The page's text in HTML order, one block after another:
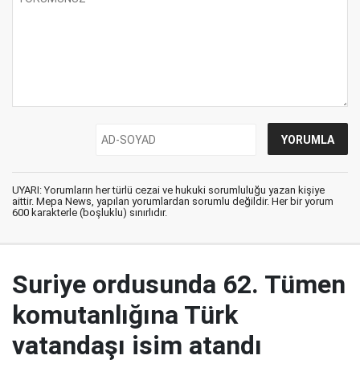
UYARI: Yorumların her türlü cezai ve hukuki sorumluluğu yazan kişiye
aittir. Mepa News, yapılan yorumlardan sorumlu değildir. Her bir yorum
600 karakterle (boşluklu) sınırlıdır.
Suriye ordusunda 62. Tümen
komutanlığına Türk
vatandaşı isim atandı